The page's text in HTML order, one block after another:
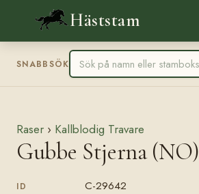
Häststam
SNABBSÖK
Raser › Kallblodig Travare
Gubbe Stjerna (NO)
ID C-29642